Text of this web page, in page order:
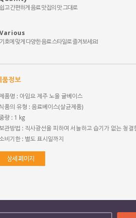
쉽고 간편하게 음료 맛집의 맛 그대로
Various
기호에 맞게 다양한 음료 스타일로 즐겨보세요!
품정보
품명 : 아임요 제주 노을 귤베이스
품의 유형 : 음료베이스(살균제품)
량 : 1 kg
관방법 : 직사광선을 피하여 서늘하고 습기가 없는 청결
비기한 : 별도 표시일까지